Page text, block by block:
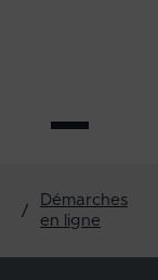
/
Démarches
en ligne